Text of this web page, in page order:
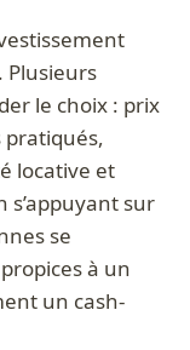
Plusieurs
le choix : prix
pratiqués,
locative et
s’appuyant sur
se
à un
un cash-